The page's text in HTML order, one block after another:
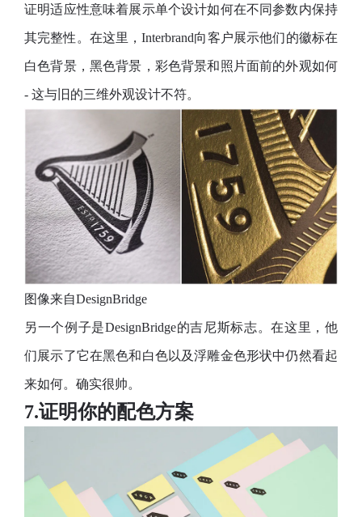
证明适应性意味着展示单个设计如何在不同参数内保持
其完整性。在这里，Interbrand向客户展示他们的徽标在
白色背景，黑色背景，彩色背景和照片面前的外观如何
- 这与旧的三维外观设计不符。
图像来自DesignBridge
另一个例子是DesignBridge的吉尼斯标志。在这里，他
们展示了它在黑色和白色以及浮雕金色形状中仍然看起
来如何。确实很帅。
7.证明你的配色方案